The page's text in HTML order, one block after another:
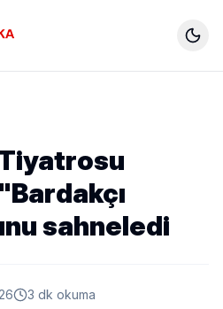
sahneledi
3 dk okuma